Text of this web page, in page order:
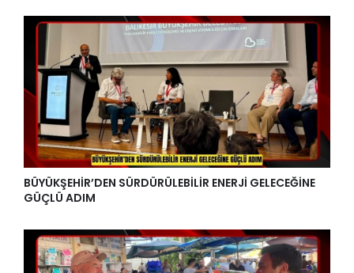
BÜYÜKŞEHİR’DEN SÜRDÜRÜLEBİLİR ENERJİ GELECEĞİNE
GÜÇLÜ ADIM